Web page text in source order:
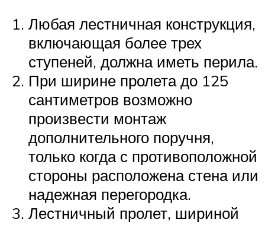
Любая лестничная конструкция,
включающая более трех
ступеней, должна иметь перила.
При ширине пролета до 125
сантиметров возможно
произвести монтаж
дополнительного поручня,
только когда с противоположной
стороны расположена стена или
надежная перегородка.
Лестничный пролет, шириной